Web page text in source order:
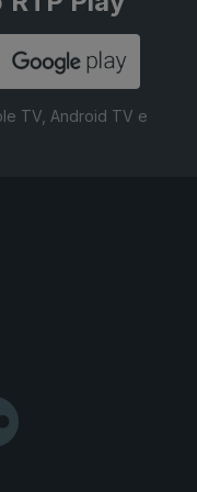
TV, Android TV e